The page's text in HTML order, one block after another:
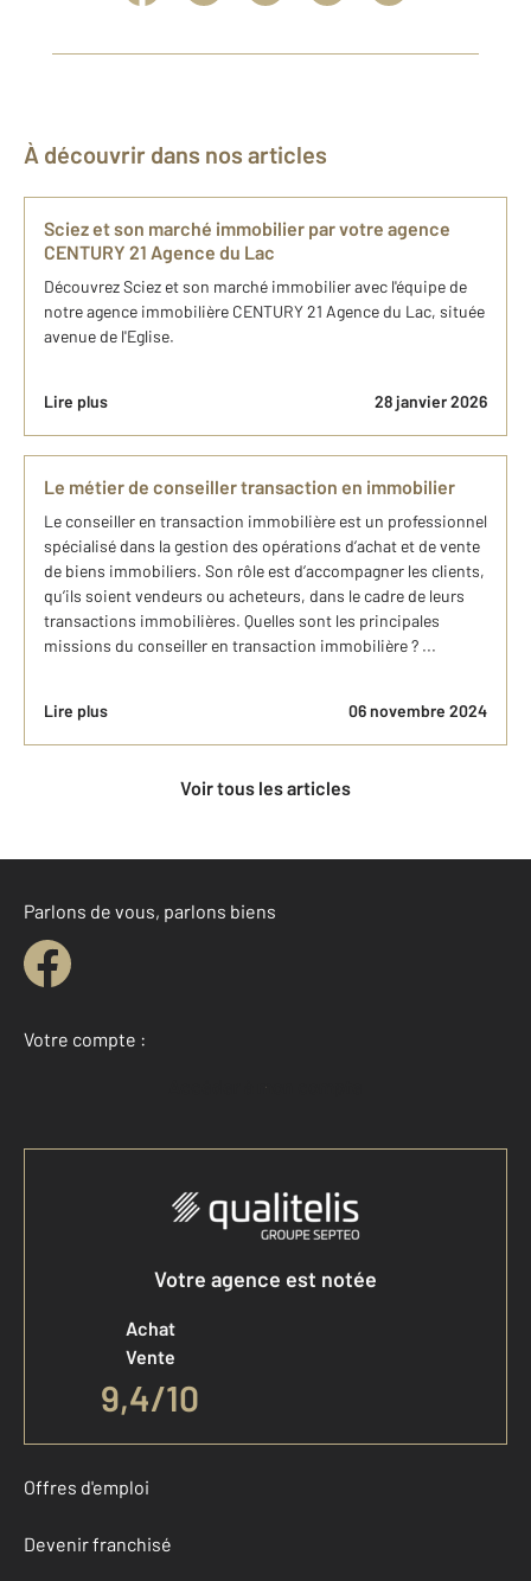
À découvrir dans nos articles
Sciez et son marché immobilier par votre agence
CENTURY 21 Agence du Lac
Découvrez Sciez et son marché immobilier avec l'équipe de
notre agence immobilière CENTURY 21 Agence du Lac, située
avenue de l'Eglise.
Lire plus 28 janvier 2026
Le métier de conseiller transaction en immobilier
Le conseiller en transaction immobilière est un professionnel
spécialisé dans la gestion des opérations d’achat et de vente
de biens immobiliers. Son rôle est d’accompagner les clients,
qu’ils soient vendeurs ou acheteurs, dans le cadre de leurs
transactions immobilières. Quelles sont les principales
missions du conseiller en transaction immobilière ? ...
Lire plus 06 novembre 2024
Voir tous les articles
Parlons de vous, parlons biens
Votre compte :
Accéder à mon compte
Votre agence est notée
Achat
Vente
9,4/10
Offres d'emploi
Devenir franchisé